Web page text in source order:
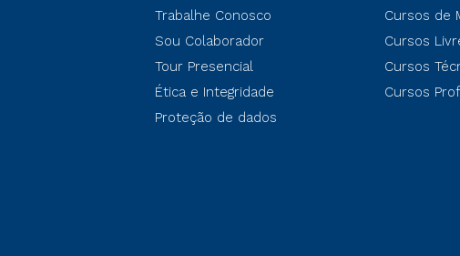
Trabalhe Conosco
Sou Colaborador
Tour Presencial
Ética e Integridade
Proteção de dados
Cursos de
Cursos
Cursos
Cursos